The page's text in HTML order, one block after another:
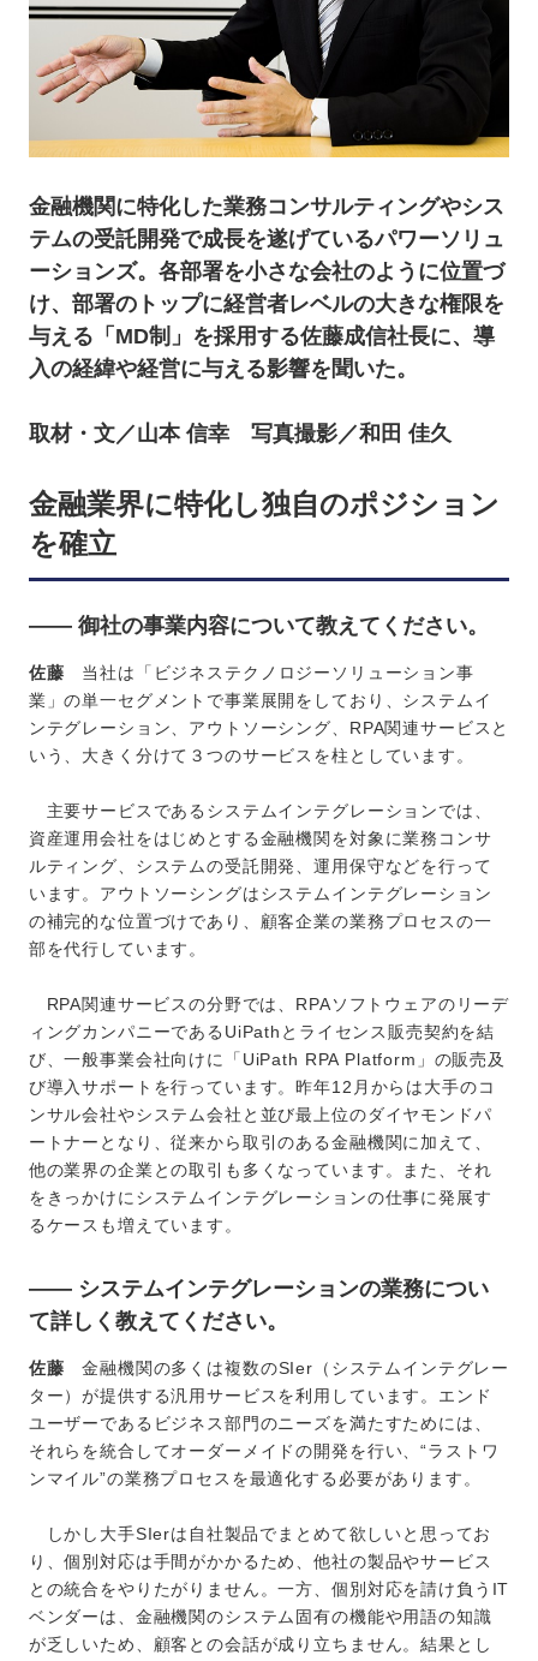
金融機関に特化した業務コンサルティングやシス
テムの受託開発で成長を遂げているパワーソリュ
ーションズ。各部署を小さな会社のように位置づ
け、部署のトップに経営者レベルの大きな権限を
与える「MD制」を採用する佐藤成信社長に、導
入の経緯や経営に与える影響を聞いた。
取材・文／山本 信幸 写真撮影／和田 佳久
金融業界に特化し独自のポジション
を確立
―― 御社の事業内容について教えてください。
佐藤 当社は「ビジネステクノロジーソリューション事
業」の単一セグメントで事業展開をしており、システムイ
ンテグレーション、アウトソーシング、RPA関連サービスと
いう、大きく分けて３つのサービスを柱としています。
主要サービスであるシステムインテグレーションでは、
資産運用会社をはじめとする金融機関を対象に業務コンサ
ルティング、システムの受託開発、運用保守などを行って
います。アウトソーシングはシステムインテグレーション
の補完的な位置づけであり、顧客企業の業務プロセスの一
部を代行しています。
RPA関連サービスの分野では、RPAソフトウェアのリーデ
ィングカンパニーであるUiPathとライセンス販売契約を結
び、一般事業会社向けに「UiPath RPA Platform」の販売及
び導入サポートを行っています。昨年12月からは大手のコ
ンサル会社やシステム会社と並び最上位のダイヤモンドパ
ートナーとなり、従来から取引のある金融機関に加えて、
他の業界の企業との取引も多くなっています。また、それ
をきっかけにシステムインテグレーションの仕事に発展す
るケースも増えています。
―― システムインテグレーションの業務につい
て詳しく教えてください。
佐藤 金融機関の多くは複数のSIer（システムインテグレー
ター）が提供する汎用サービスを利用しています。エンド
ユーザーであるビジネス部門のニーズを満たすためには、
それらを統合してオーダーメイドの開発を行い、“ラストワ
ンマイル”の業務プロセスを最適化する必要があります。
しかし大手SIerは自社製品でまとめて欲しいと思ってお
り、個別対応は手間がかかるため、他社の製品やサービス
との統合をやりたがりません。一方、個別対応を請け負うIT
ベンダーは、金融機関のシステム固有の機能や用語の知識
が乏しいため、顧客との会話が成り立ちません。結果とし